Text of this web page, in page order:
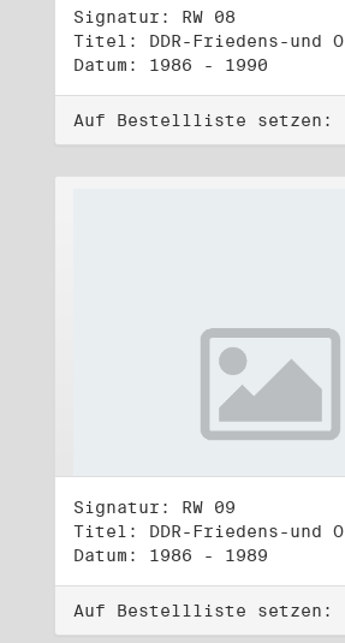
Signatur: RW 08
Datum: 1986 - 1990
Auf Bestellliste setzen:
Signatur: RW 09
Datum: 1986 - 1989
Auf Bestellliste setzen: